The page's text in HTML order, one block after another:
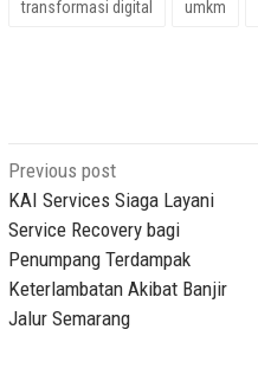
transformasi digital umkm
Post
navigation
Previous post
KAI Services Siaga Layani
Service Recovery bagi
Penumpang Terdampak
Keterlambatan Akibat Banjir
Jalur Semarang